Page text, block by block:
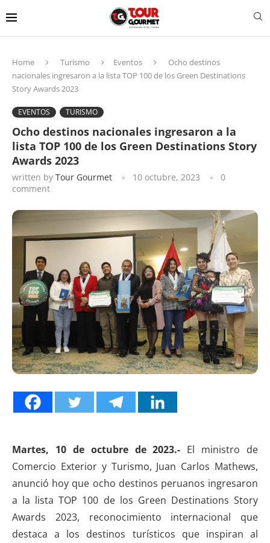
Home Turismo Eventos
Ocho destinos
nacionales ingresaron a la lista TOP 100 de los Green Destinations
Story Awards 2023
EVENTOS TURISMO
Ocho destinos nacionales ingresaron a la
lista TOP 100 de los Green Destinations Story
Awards 2023
written by Tour Gourmet 10 octubre, 2023
0
comment
Martes, 10 de octubre de 2023.- El ministro de
Comercio Exterior y Turismo, Juan Carlos Mathews,
anunció hoy que ocho destinos peruanos ingresaron
a la lista TOP 100 de los Green Destinations Story
Awards 2023, reconocimiento internacional que
destaca a los destinos turísticos que inspiran al